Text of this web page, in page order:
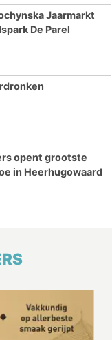
Jaarmarkt
De Parel
opent grootste
in Heerhugowaard